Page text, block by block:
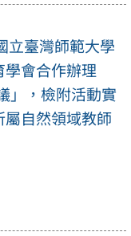
立臺灣師範大學
會合作辦理
」，檢附活動實
自然領域教師